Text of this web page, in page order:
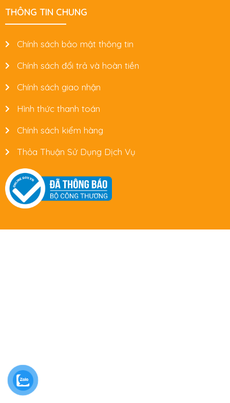
THÔNG TIN CHUNG
Chính sách bảo mật thông tin
Chính sách đổi trả và hoàn tiền
Chính sách giao nhận
Hình thức thanh toán
Chính sách kiểm hàng
Thỏa Thuận Sử Dụng Dịch Vụ